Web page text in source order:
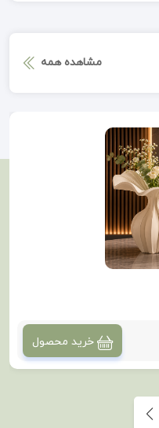
مشاهده همه
خرید محصول